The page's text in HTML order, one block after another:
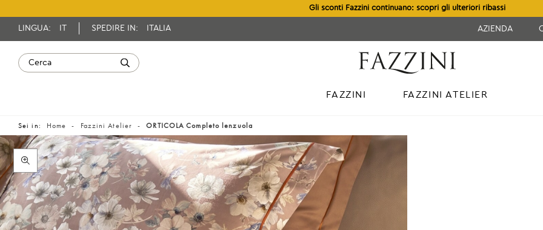
Gli sconti Fazzini continuano: scopri gli ulteriori ribassi
LINGUA: SPEDIRE IN: ITALIA AZIENDA
FAZZINI FAZZINI ATELIER
Sei in: Home Fazzini Atelier ORTICOLA Completo lenzuola